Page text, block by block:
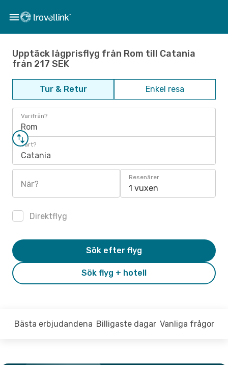
Upptäck lågprisflyg från Rom till Catania
från 217 SEK
Tur & Retur Enkel resa
Varifrån?
Rom
Vart?
Catania
När?
Resenärer
1 vuxen
Direktflyg
Sök flyg + hotell
Sök efter flyg
Bästa erbjudandena Billigaste dagar Vanliga frågor